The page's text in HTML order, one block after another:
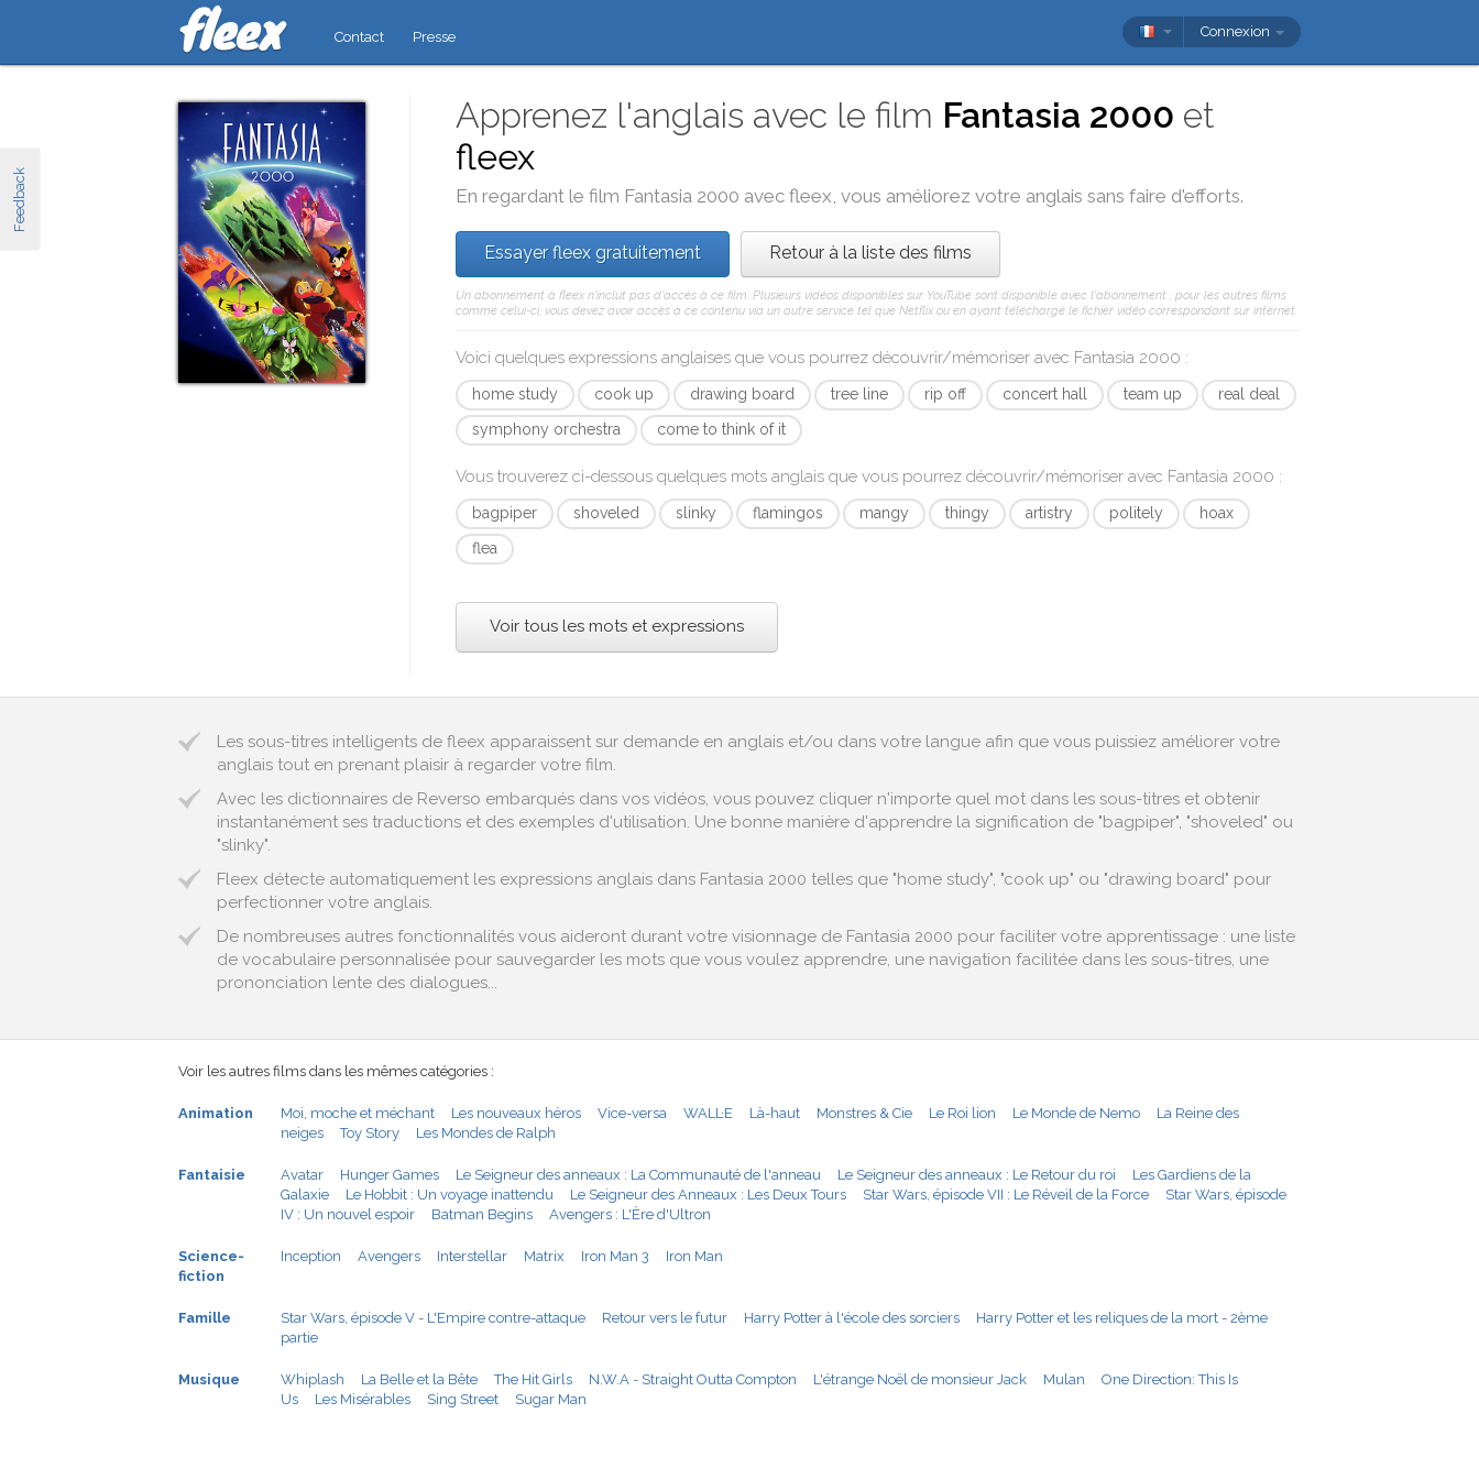
Feedback
Contact Presse Connexion
Apprenez l'anglais avec le film Fantasia 2000 et
fleex
En regardant le film Fantasia 2000 avecfleex, vous améliorez votre anglais sans faire d'efforts.
Essayer fleex gratuitement Retour à la liste des films
Un abonnement à fleex n'inclut pas d'accès à ce film. Plusieurs vidéos disponibles sur YouTube sont disponible avec l'abonnement ; pour les autres films
comme celui-ci, vous devez avoir accès à ce contenu via un autre service tel que Netflix ou en ayant téléchargé le fichier vidéo correspondant sur internet.
Voici quelques expressions anglaises que vous pourrez découvrir/mémoriser avec Fantasia 2000 :
home study cook up drawing board tree line rip off concert hall team up
real deal
symphony orchestra
come to think of it
Vous trouverez ci-dessous quelques mots anglais que vous pourrez découvrir/mémoriser avec Fantasia 2000 :
bagpiper shoveled slinky flamingos mangy thingy artistry politely
hoax
flea
Voir tous les mots et expressions
Les sous-titres intelligents de fleex apparaissent sur demande en anglais et/ou dans votre langue afin que vous puissiez améliorer votre
anglais tout en prenant plaisir à regarder votre film.
Avec les dictionnaires de Reverso embarqués dans vos vidéos, vous pouvez cliquer n'importe quel mot dans les sous-titres et obtenir
instantanément ses traductions et des exemples d'utilisation. Une bonne manière d'apprendre la signification de "bagpiper", "shoveled" ou
"slinky".
Fleex détecte automatiquement les expressions anglais dans Fantasia 2000 telles que "home study", "cook up" ou "drawing board" pour
perfectionner votre anglais.
De nombreuses autres fonctionnalités vous aideront durant votre visionnage de Fantasia 2000 pour faciliter votre apprentissage : une liste
de vocabulaire personnalisée pour sauvegarder les mots que vous voulez apprendre, une navigation facilitée dans les sous-titres, une
prononciation lente des dialogues...
Voir les autres films dans les mêmes catégories :
Animation Moi, moche et méchant Les nouveaux héros Vice-versa WALL·E Là-haut Monstres & Cie Le Roi lion Le Monde de Nemo
La Reine des
neiges
Toy Story Les Mondes de Ralph
Fantaisie Avatar Hunger Games Le Seigneur des anneaux : La Communauté de l'anneau Le Seigneur des anneaux : Le Retour du roi
Les Gardiens de la
Galaxie
Le Hobbit : Un voyage inattendu Le Seigneur des Anneaux : Les Deux Tours Star Wars, épisode VII : Le Réveil de la Force
Star Wars, épisode
IV : Un nouvel espoir
Batman Begins Avengers : L'Ère d'Ultron
Science-
fiction
Inception Avengers Interstellar Matrix Iron Man 3 Iron Man
Famille Star Wars, épisode V - L'Empire contre-attaque Retour vers le futur Harry Potter à l'école des sorciers
Harry Potter et les reliques de la mort - 2ème
partie
Musique Whiplash La Belle et la Bête The Hit Girls N.W.A - Straight Outta Compton L'étrange Noël de monsieur Jack Mulan
One Direction: This Is
Us
Les Misérables Sing Street Sugar Man